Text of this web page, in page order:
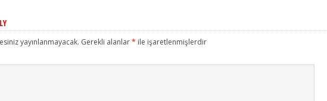
yayınlanmayacak. Gerekli alanlar* ile işaretlenmişlerdir